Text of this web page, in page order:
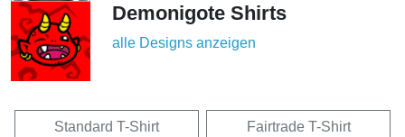
Demonigote Shirts
alle Designs anzeigen
Standard T-Shirt Fairtrade T-Shirt